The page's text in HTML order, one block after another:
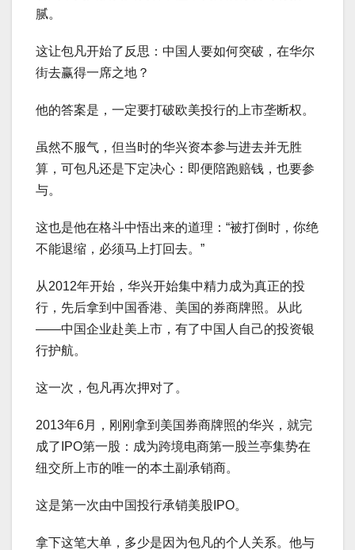
腻。
这让包凡开始了反思：中国人要如何突破，在华尔
街去赢得一席之地？
他的答案是，一定要打破欧美投行的上市垄断权。
虽然不服气，但当时的华兴资本参与进去并无胜
算，可包凡还是下定决心：即便陪跑赔钱，也要参
与。
这也是他在格斗中悟出来的道理：“被打倒时，你绝
不能退缩，必须马上打回去。”
从2012年开始，华兴开始集中精力成为真正的投
行，先后拿到中国香港、美国的券商牌照。从此
——中国企业赴美上市，有了中国人自己的投资银
行护航。
这一次，包凡再次押对了。
2013年6月，刚刚拿到美国券商牌照的华兴，就完
成了IPO第一股：成为跨境电商第一股兰亭集势在
纽交所上市的唯一的本土副承销商。
这是第一次由中国投行承销美股IPO。
拿下这笔大单，多少是因为包凡的个人关系。他与